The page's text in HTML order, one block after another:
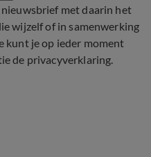
met daarin het
wijzelf of in samenwerking
kunt je op ieder moment
de privacyverklaring.